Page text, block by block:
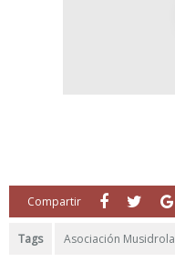
Compartir
Tags Asociación Musidrola